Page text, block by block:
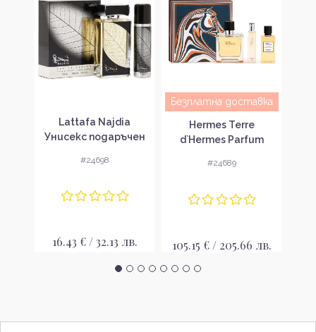
Lattafa Najdia
Унисекс подаръчен
#24698
16.43 € / 32.13 лв.
Безплатна доставка
Hermes Terre
d`Hermes Parfum
за мъже
#24689
105.15 € / 205.66 лв.